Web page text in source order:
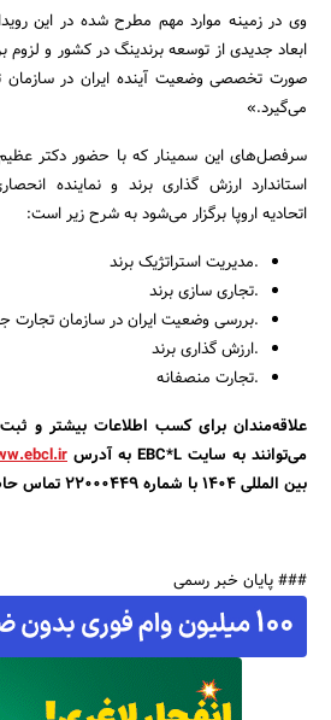
جستجو
وی در زمینه موارد مهم مطرح شده در این
ابعاد جدیدی از توسعه برندینگ در کشور و لزوم
صورت تخصصی وضعیت آینده ایران در سازمان
می‌گیرد.»
سرفصل‌های این سمینار که با حضور دکتر
استاندارد ارزش گذاری برند و نماینده
اتحادیه اروپا برگزار می‌شود به شرح زیر است:
.مدیریت استراتژیک برند
.تجاری سازی برند
.بررسی وضعیت ایران در سازمان تجارت
.ارزش گذاری برند
.تجارت منصفانه
علاقه‌مندان برای کسب اطلاعات بیشتر و
می‌توانند به سایت EBC*L به آدرس
بین المللی 1404 با شماره 22000449 تماس حاصل کنند.
### پایان خبر رسمی